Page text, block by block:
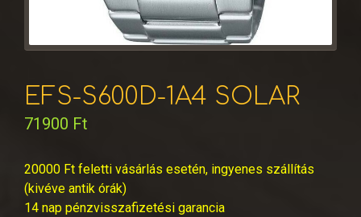
EFS-S600D-1A4 SOLAR
71900 Ft
20000 Ft feletti vásárlás esetén, ingyenes szállítás
(kivéve antik órák)
14 nap pénzvisszafizetési garancia